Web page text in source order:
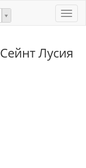
Toggle
Сейнт Лусия